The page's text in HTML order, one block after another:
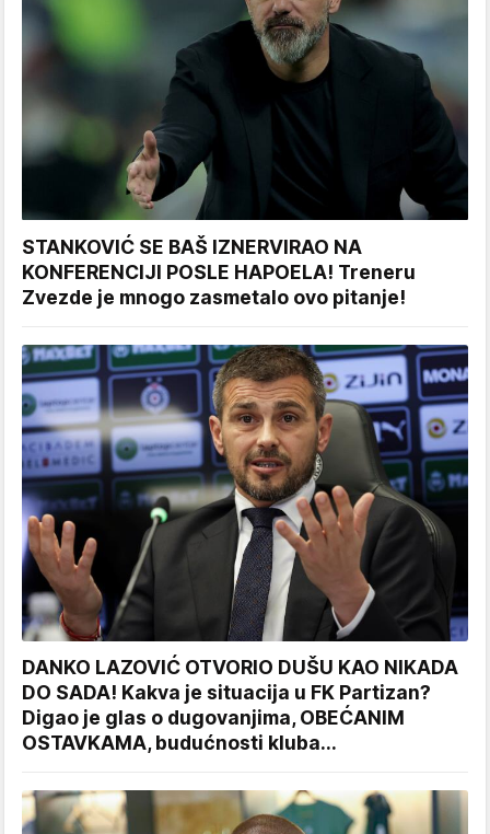
STANKOVIĆ SE BAŠ IZNERVIRAO NA
KONFERENCIJI POSLE HAPOELA! Treneru
Zvezde je mnogo zasmetalo ovo pitanje!
DANKO LAZOVIĆ OTVORIO DUŠU KAO NIKADA
DO SADA! Kakva je situacija u FK Partizan?
Digao je glas o dugovanjima, OBEĆANIM
OSTAVKAMA, budućnosti kluba...